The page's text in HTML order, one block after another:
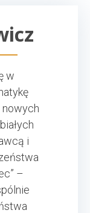
w
nowych
i
–